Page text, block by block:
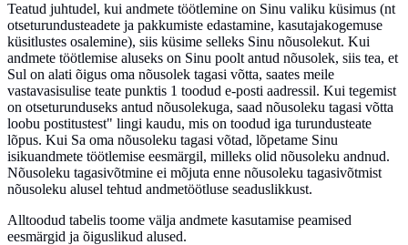
Teatud juhtudel, kui andmete töötlemine on Sinu valiku küsimus (nt
otseturundusteadete ja pakkumiste edastamine, kasutajakogemuse
küsitlustes osalemine), siis küsime selleks Sinu nõusolekut. Kui
andmete töötlemise aluseks on Sinu poolt antud nõusolek, siis tea, et
Sul on alati õigus oma nõusolek tagasi võtta, saates meile
vastavasisulise teate punktis 1 toodud e-posti aadressil. Kui tegemist
on otseturunduseks antud nõusolekuga, saad nõusoleku tagasi võtta
loobu postitustest" lingi kaudu, mis on toodud iga turundusteate
lõpus. Kui Sa oma nõusoleku tagasi võtad, lõpetame Sinu
isikuandmete töötlemise eesmärgil, milleks olid nõusoleku andnud.
Nõusoleku tagasivõtmine ei mõjuta enne nõusoleku tagasivõtmist
nõusoleku alusel tehtud andmetöötluse seaduslikkust.
Alltoodud tabelis toome välja andmete kasutamise peamised
eesmärgid ja õiguslikud alused.